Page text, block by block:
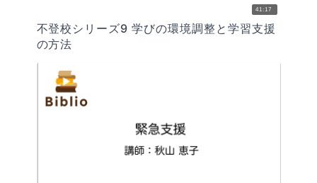
41:17
不登校シリーズ9 学びの環境調整と学習支援
の方法